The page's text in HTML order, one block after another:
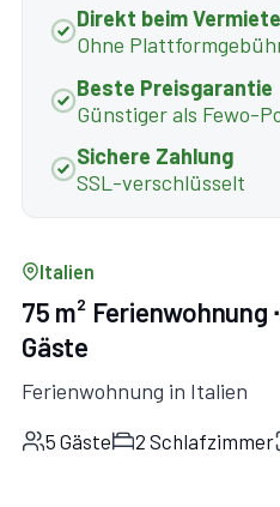
Direkt beim
Ohne
Beste Preisgarantie
Günstiger als Fewo-
Sichere Zahlung
SSL-verschlüsselt
Italien
75 m² Ferienwohnung
Gäste
Ferienwohnung in Italien
5 Gäste 2 Schlafzimmer